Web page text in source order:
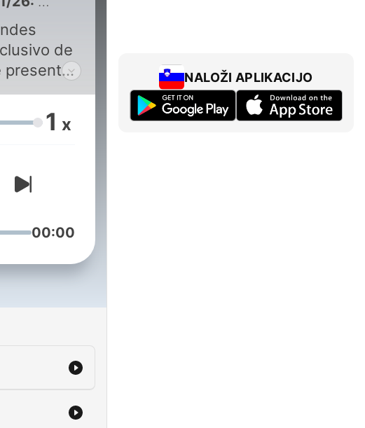
de
presenta
noticias
y
1 x
00:00
NALOŽI APLIKACIJO